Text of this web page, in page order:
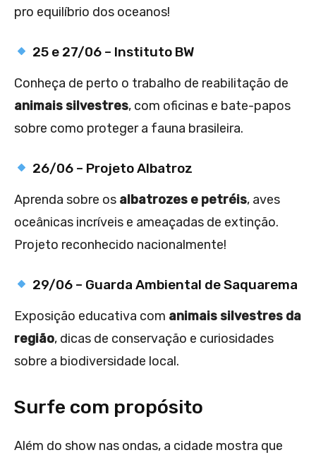
pro equilíbrio dos oceanos!
25 e 27/06 – Instituto BW
Conheça de perto o trabalho de reabilitação de
animais silvestres, com oficinas e bate-papos
sobre como proteger a fauna brasileira.
26/06 – Projeto Albatroz
Aprenda sobre os albatrozes e petréis, aves
oceânicas incríveis e ameaçadas de extinção.
Projeto reconhecido nacionalmente!
29/06 – Guarda Ambiental de Saquarema
Exposição educativa com animais silvestres da
região, dicas de conservação e curiosidades
sobre a biodiversidade local.
Surfe com propósito
Além do show nas ondas, a cidade mostra que